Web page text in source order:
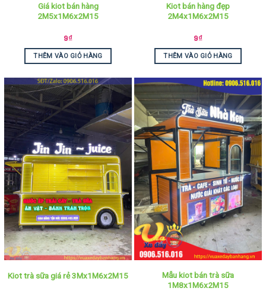
Giá kiot bán hàng
2M5x1M6x2M15
9₫
THÊM VÀO GIỎ HÀNG
Kiot bán hàng đẹp
2M4x1M6x2M15
9₫
THÊM VÀO GIỎ HÀNG
Kiot trà sữa giá rẻ 3Mx1M6x2M15
Mẫu kiot bán trà sữa
1M8x1M6x2M15